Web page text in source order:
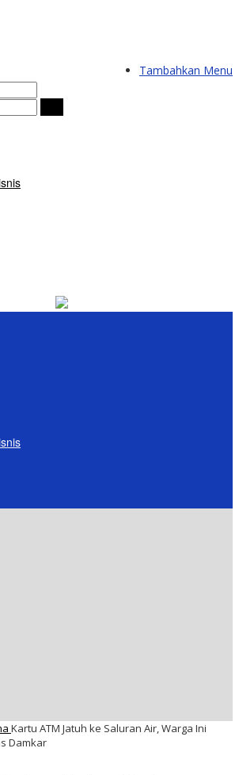
Tambahkan Menu
Kartu ATM Jatuh ke Saluran Air, Warga Ini
Damkar